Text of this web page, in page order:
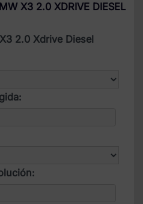
X3 2.0 XDRIVE DIESEL
2.0 Xdrive Diesel